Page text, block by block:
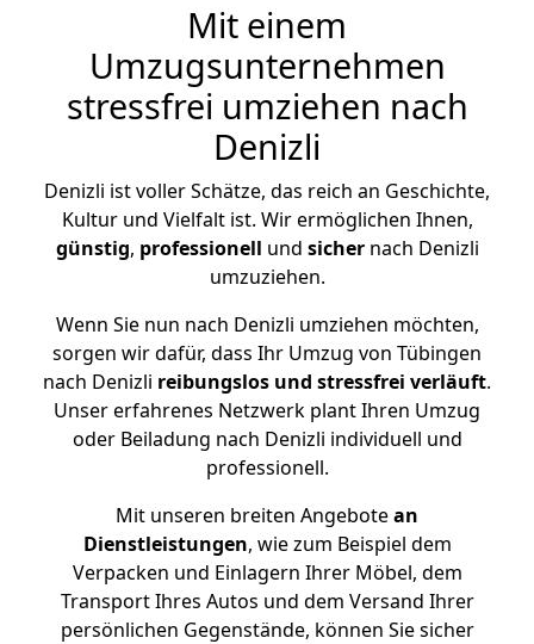
Mit einem
Umzugsunternehmen
stressfrei umziehen nach
Denizli
Denizli ist voller Schätze, das reich an Geschichte,
Kultur und Vielfalt ist. Wir ermöglichen Ihnen,
günstig, professionell und sichernach Denizli
umzuziehen.
Wenn Sie nun nach Denizli umziehen möchten,
sorgen wir dafür, dass Ihr Umzug von Tübingen
nach Denizli reibungslos und stressfrei verläuft.
Unser erfahrenes Netzwerk plant Ihren Umzug
oder Beiladung nach Denizli individuell und
professionell.
Mit unseren breiten Angebotean
Dienstleistungen, wie zum Beispiel dem
Verpacken und Einlagern Ihrer Möbel, dem
Transport Ihres Autos und dem Versand Ihrer
persönlichen Gegenstände, können Sie sicher